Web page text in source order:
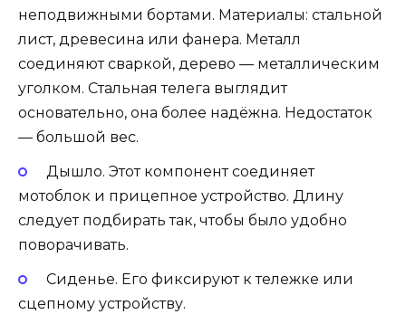
неподвижными бортами. Материалы: стальной
лист, древесина или фанера. Металл
соединяют сваркой, дерево — металлическим
уголком. Стальная телега выглядит
основательно, она более надёжна. Недостаток
— большой вес.
Дышло. Этот компонент соединяет
мотоблок и прицепное устройство. Длину
следует подбирать так, чтобы было удобно
поворачивать.
Сиденье. Его фиксируют к тележке или
сцепному устройству.